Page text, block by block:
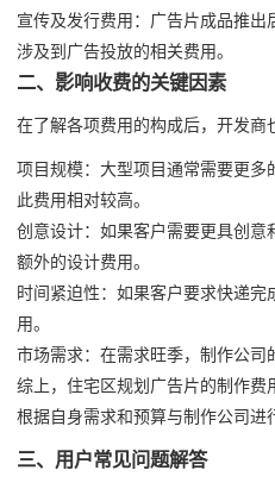
宣传及发行费用：广告片成品推
涉及到广告投放的相关费用。
二、影响收费的关键因素
在了解各项费用的构成后，开发商
项目规模：大型项目通常需要更多
此费用相对较高。
创意设计：如果客户需要更具创意
额外的设计费用。
时间紧迫性：如果客户要求快递
用。
市场需求：在需求旺季，制作公司
综上，住宅区规划广告片的制作费
根据自身需求和预算与制作公司进
三、用户常见问题解答